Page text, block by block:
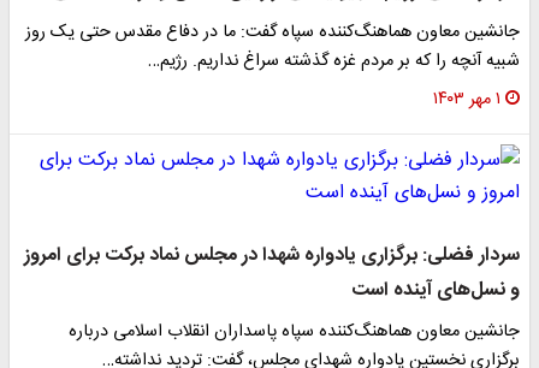
جانشین معاون هماهنگ‌کننده سپاه گفت: ما در دفاع مقدس حتی یک روز
شبیه آنچه را که بر مردم غزه گذشته سراغ نداریم. رژیم…
۱ مهر ۱۴۰۳
سردار فضلی: برگزاری یادواره شهدا در مجلس نماد برکت برای امروز
و نسل‌های آینده است
جانشین معاون هماهنگ‌کننده سپاه پاسداران انقلاب اسلامی درباره
برگزاری نخستین یادواره شهدای مجلس، گفت: تردید نداشته…